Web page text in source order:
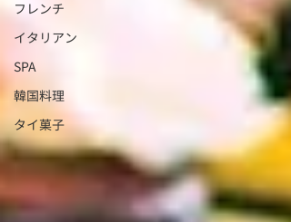
フレンチ
イタリアン
SPA
韓国料理
タイ菓子